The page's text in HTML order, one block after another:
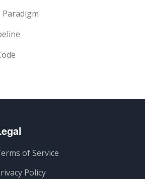
Paradigm
of Service
Policy